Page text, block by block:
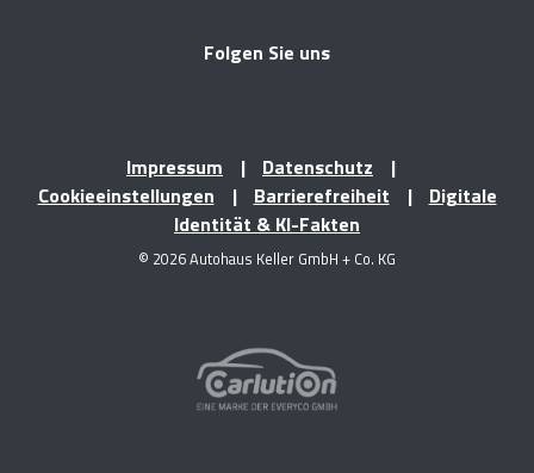
Folgen Sie uns
Impressum
Datenschutz
Cookieeinstellungen
Barrierefreiheit
Digitale
Identität & KI-Fakten
© 2026 Autohaus Keller GmbH + Co. KG